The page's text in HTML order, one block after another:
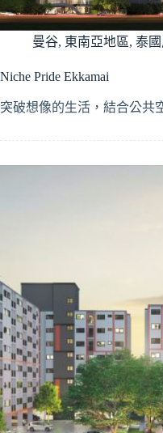
曼谷, 東南亞地區, 泰
Niche Pride Ekkamai
突破想像的生活，結合公共